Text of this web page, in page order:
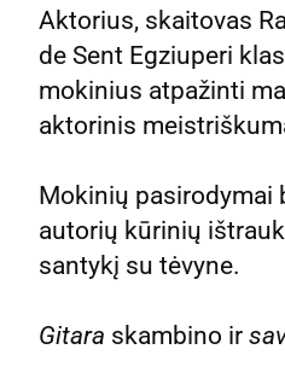
Aktorius, skaitovas
de Sent Egziuperi
mokinius atpažinti
aktorinis
Mokinių pasirodymai
autorių kūrinių
santykį su tėvyne.
Gitara skambino ir